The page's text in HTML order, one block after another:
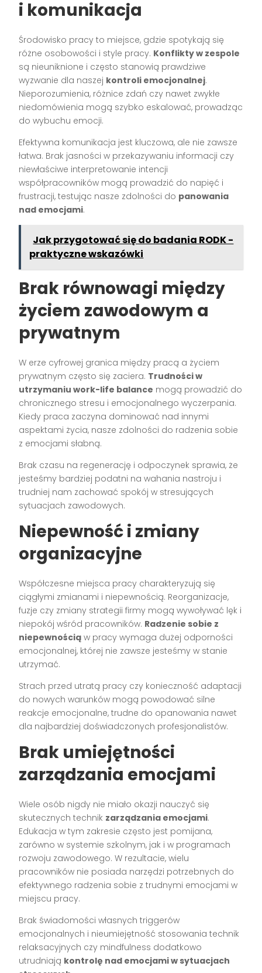
i komunikacja
Środowisko pracy to miejsce, gdzie spotykają się
różne osobowości i style pracy. Konflikty w zespole
są nieuniknione i często stanowią prawdziwe
wyzwanie dla naszej kontroli emocjonalnej.
Nieporozumienia, różnice zdań czy nawet zwykłe
niedomówienia mogą szybko eskalować, prowadząc
do wybuchu emocji.
Efektywna komunikacja jest kluczowa, ale nie zawsze
łatwa. Brak jasności w przekazywaniu informacji czy
niewłaściwe interpretowanie intencji
współpracowników mogą prowadzić do napięć i
frustracji, testując nasze zdolności do panowania
nad emocjami.
Jak przygotować się do badania RODK -
praktyczne wskazówki
Brak równowagi między
życiem zawodowym a
prywatnym
W erze cyfrowej granica między pracą a życiem
prywatnym często się zaciera. Trudności w
utrzymaniu work-life balance mogą prowadzić do
chronicznego stresu i emocjonalnego wyczerpania.
Kiedy praca zaczyna dominować nad innymi
aspektami życia, nasze zdolności do radzenia sobie
z emocjami słabną.
Brak czasu na regenerację i odpoczynek sprawia, że
jesteśmy bardziej podatni na wahania nastroju i
trudniej nam zachować spokój w stresujących
sytuacjach zawodowych.
Niepewność i zmiany
organizacyjne
Współczesne miejsca pracy charakteryzują się
ciągłymi zmianami i niepewnością. Reorganizacje,
fuzje czy zmiany strategii firmy mogą wywoływać lęk i
niepokój wśród pracowników. Radzenie sobie z
niepewnością w pracy wymaga dużej odporności
emocjonalnej, której nie zawsze jesteśmy w stanie
utrzymać.
Strach przed utratą pracy czy konieczność adaptacji
do nowych warunków mogą powodować silne
reakcje emocjonalne, trudne do opanowania nawet
dla najbardziej doświadczonych profesjonalistów.
Brak umiejętności
zarządzania emocjami
Wiele osób nigdy nie miało okazji nauczyć się
skutecznych technik zarządzania emocjami.
Edukacja w tym zakresie często jest pomijana,
zarówno w systemie szkolnym, jak i w programach
rozwoju zawodowego. W rezultacie, wielu
pracowników nie posiada narzędzi potrzebnych do
efektywnego radzenia sobie z trudnymi emocjami w
miejscu pracy.
Brak świadomości własnych triggerów
emocjonalnych i nieumiejętność stosowania technik
relaksacyjnych czy mindfulness dodatkowo
utrudniają kontrolę nad emocjami w sytuacjach